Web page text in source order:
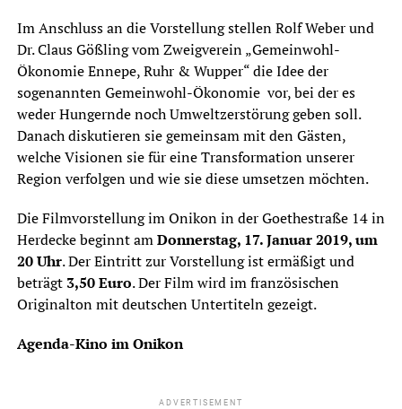
Im Anschluss an die Vorstellung stellen Rolf Weber und
Dr. Claus Gößling vom Zweigverein „Gemeinwohl-
Ökonomie Ennepe, Ruhr & Wupper“ die Idee der
sogenannten Gemeinwohl-Ökonomie vor, bei der es
weder Hungernde noch Umweltzerstörung geben soll.
Danach diskutieren sie gemeinsam mit den Gästen,
welche Visionen sie für eine Transformation unserer
Region verfolgen und wie sie diese umsetzen möchten.
Die Filmvorstellung im Onikon in der Goethestraße 14 in
Herdecke beginnt amDonnerstag, 17. Januar 2019, um
20 Uhr. Der Eintritt zur Vorstellung ist ermäßigt und
beträgt 3,50 Euro. Der Film wird im französischen
Originalton mit deutschen Untertiteln gezeigt.
Agenda-Kino im Onikon
ADVERTISEMENT